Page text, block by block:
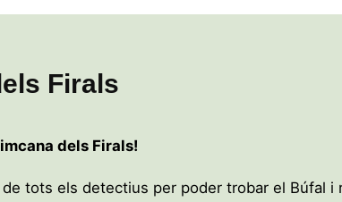
Firals
dels Firals!
de tots els detectius per poder trobar el Búfal